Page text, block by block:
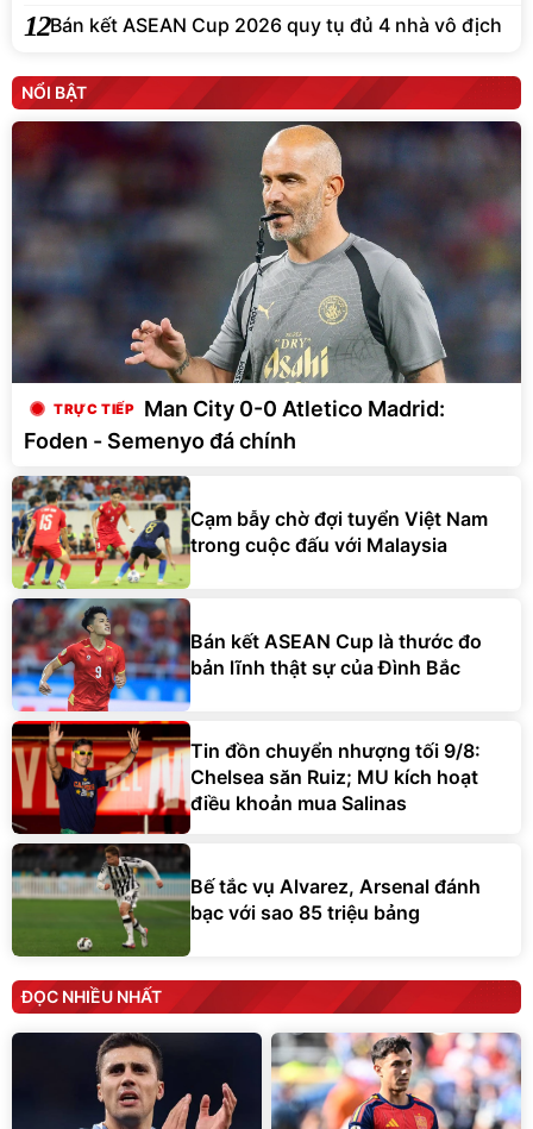
12Bán kết ASEAN Cup 2026 quy tụ đủ 4 nhà vô địch
NỔI BẬT
Man City 0-0 Atletico Madrid:
Foden - Semenyo đá chính
Cạm bẫy chờ đợi tuyển Việt Nam
trong cuộc đấu với Malaysia
Bán kết ASEAN Cup là thước đo
bản lĩnh thật sự của Đình Bắc
Tin đồn chuyển nhượng tối 9/8:
Chelsea săn Ruiz; MU kích hoạt
điều khoản mua Salinas
Bế tắc vụ Alvarez, Arsenal đánh
bạc với sao 85 triệu bảng
ĐỌC NHIỀU NHẤT